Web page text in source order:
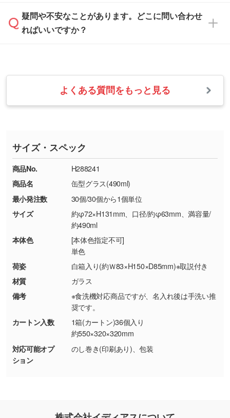
・フルカラーデータを1色に変換してほしい
・1色印刷でグラデーションや濃淡を表現した
い
す。→詳しく見る
・コーポレートカラーを使って印刷したい／印
刷色にこだわりがある
DIC・PANTONEなどのカラーチップの指定や、
現物支給による色指定も承っております。→詳
・背景がある画像からキャラクター部分だけを
使いたいです
シンプルな背景のデータや、使いたいキャラク
り抜き処理が可能です。→ 詳しく見る
・持っているデータの背景が足りない／塗り足
しの作り方が分からない
印刷したいデータが印刷範囲よりも小さい場
合、シンプルな色・柄の背景であれば拡張が可
本体色がナチュラルなど淡色の場合、印刷をく
っきりと目立たせたいときは濃い印刷色が、柔
らかい雰囲気にしたいときは淡い印刷色が映え
また、お選びいただいた印刷色が本体色に合わ
ない場合や仕上がりに影響しそうな場合は、ス
速やかに対応いたします。
お手数をお掛けいたしますが、至急担当スタッ
フまでご連絡ください。商品の状況を確認し、
・お届け時に商品が損傷・故障している場合
・ご注文と異なる商品が届いた場合
・印刷不良があった場合
※詳しくは「商品の良品基準について
ください。
【返品・交換ができない場合】
・お客様の元で商品を加工された場合、または
商品が破損した場合
・商品到着後7日以上経過している場合
・お客様のご都合による返品・交換依頼(商
品・色・数量などの注文間違い等)
疑問や不安なことがあります。どこに問い合わせ
ればいいですか？
業日以内に担当スタッフよりメールにてご連絡
いたします。
お急ぎの場合はお電話でのご質問も受け付けて
TEL：0422-29-9911 営業時間10:00～
18:00(土日祝日除く)
お問い合わせフォームはこちら
よくある質問をもっと見る
サイズ・スペック
商品No.
H288241
商品名
缶型グラス(490ml)
最小発注数
30個/30個から1個単位
サイズ
約φ72×H131mm、口径/約φ63mm、満容量/
約490ml
本体色
[本体色指定不可]
単色
荷姿
白箱入り(約Ｗ83×H150×D85mm)※取説付き
材質
ガラス
備考
※食洗機対応商品ですが、名入れ後は手洗い推
奨です。
カートン入数
1箱(カートン)36個入り
約550×320×320mm
対応可能オプ
ション
のし巻き(印刷あり)、包装